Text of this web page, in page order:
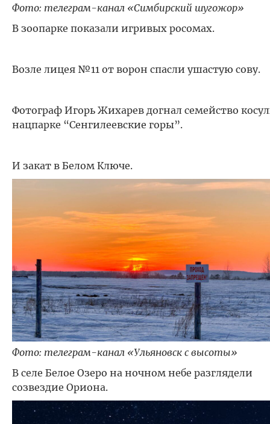
Фото: телеграм-канал «Симбирский шугожор»
В зоопарке показали игривых росомах.
Возле лицея №11 от ворон спасли ушастую сову.
Фотограф Игорь Жихарев догнал семейство
нацпарке “Сенгилеевские горы”.
И закат в Белом Ключе.
Фото: телеграм-канал «Ульяновск с высоты»
В селе Белое Озеро на ночном небе разглядели
созвездие Ориона.